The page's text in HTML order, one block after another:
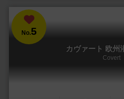
No.5
カヴァート 欧州
Covert